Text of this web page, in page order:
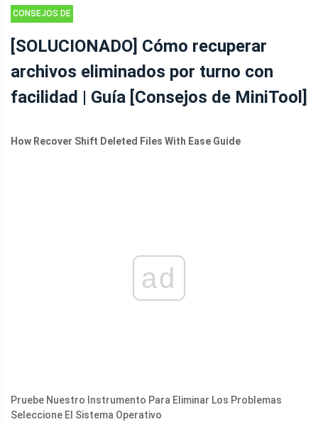
CONSEJOS DE
DE DATOS
[SOLUCIONADO] Cómo recuperar
archivos eliminados por turno con
facilidad | Guía [Consejos de MiniTool]
How Recover Shift Deleted Files With Ease Guide
ad
Pruebe Nuestro Instrumento Para Eliminar Los Problemas
Seleccione El Sistema Operativo